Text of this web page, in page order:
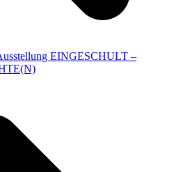
EINGESCHULT –